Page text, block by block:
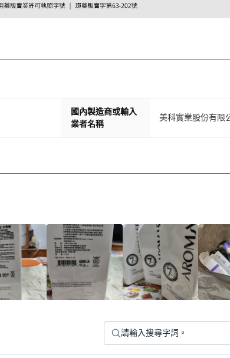
國內製造商或輸入
業者名稱
美科實業股份有限